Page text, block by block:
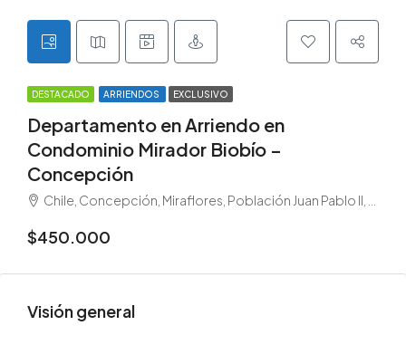
DESTACADO ARRIENDOS EXCLUSIVO
Departamento en Arriendo en
Condominio Mirador Biobío –
Concepción
Chile, Concepción, Miraflores, Población Juan Pablo II, Concepción, Provincia de Concepción, Chile
$450.000
Visión general